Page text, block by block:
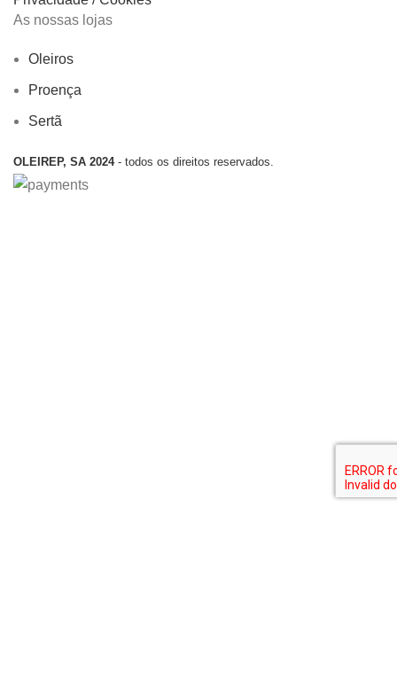
As nossas lojas
Oleiros
Proença
Sertã
OLEIREP, SA 2024 - todos os direitos reservados.